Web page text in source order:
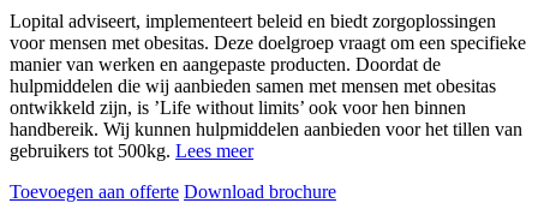
Lopital adviseert, implementeert beleid en biedt zorgoplossingen
voor mensen met obesitas. Deze doelgroep vraagt om een specifieke
manier van werken en aangepaste producten. Doordat de
hulpmiddelen die wij aanbieden samen met mensen met obesitas
ontwikkeld zijn, is ’Life without limits’ ook voor hen binnen
handbereik. Wij kunnen hulpmiddelen aanbieden voor het tillen van
gebruikers tot 500kg. Lees meer
Toevoegen aan offerte Download brochure